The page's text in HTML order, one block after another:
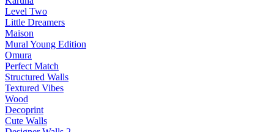
Level Two
Little Dreamers
Maison
Mural Young Edition
Omura
Perfect Match
Structured Walls
Textured Vibes
Wood
Decoprint
Cute Walls